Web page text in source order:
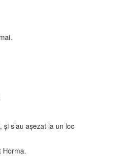
s’au aşezat la un loc
Horma.